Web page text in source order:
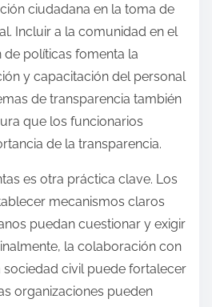
ciudadana en la toma de
Incluir a la comunidad en el
políticas fomenta la
y capacitación del personal
de transparencia también
que los funcionarios
de la transparencia.
es otra práctica clave. Los
mecanismos claros
puedan cuestionar y exigir
la colaboración con
sociedad civil puede fortalecer
organizaciones pueden